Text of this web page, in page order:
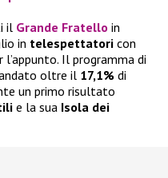
il Grande Fratello in
in telespettatori con
l’appunto. Il programma di
oltre il 17,1% di
un primo risultato
e la sua Isola dei